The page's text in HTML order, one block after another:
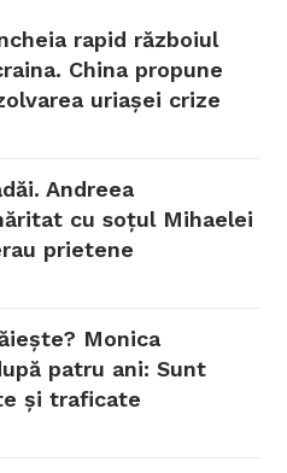
rapid războiul
China propune
uriașei crize
Andreea
cu soțul Mihaelei
prietene
Monica
patru ani: Sunt
și traficate